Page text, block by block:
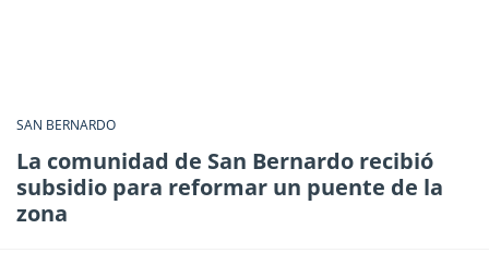
SAN BERNARDO
La comunidad de San Bernardo recibió
subsidio para reformar un puente de la
zona